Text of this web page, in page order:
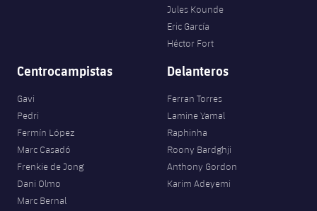
Jules Kounde
Eric García
Héctor Fort
Centrocampistas
Gavi
Pedri
Fermín López
Marc Casadó
Frenkie de Jong
Dani Olmo
Marc Bernal
Delanteros
Ferran Torres
Lamine Yamal
Raphinha
Roony Bardghji
Anthony Gordon
Karim Adeyemi